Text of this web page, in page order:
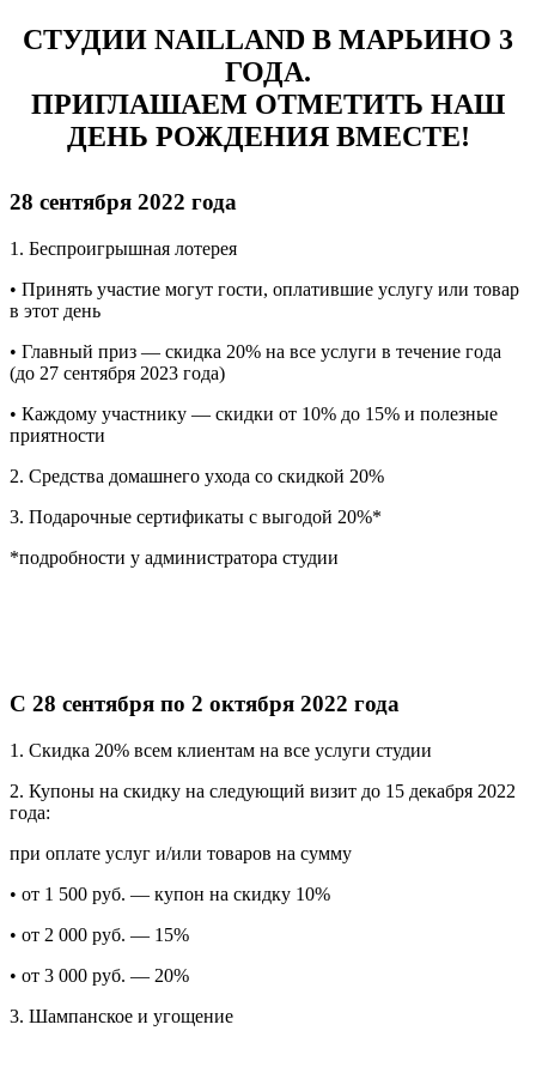
СТУДИИ NAILLAND В МАРЬИНО 3
ГОДА.
ПРИГЛАШАЕМ ОТМЕТИТЬ НАШ
ДЕНЬ РОЖДЕНИЯ ВМЕСТЕ!
28 сентября 2022 года
1. Беспроигрышная лотерея
• Принять участие могут гости, оплатившие услугу или товар
в этот день
• Главный приз — скидка 20% на все услуги в течение года
(до 27 сентября 2023 года)
• Каждому участнику — скидки от 10% до 15% и полезные
приятности
2. Средства домашнего ухода со скидкой 20%
3. Подарочные сертификаты с выгодой 20%*
*подробности у администратора студии
С 28 сентября по 2 октября 2022 года
1. Скидка 20% всем клиентам на все услуги студии
2. Купоны на скидку на следующий визит до 15 декабря 2022
года:
при оплате услуг и/или товаров на сумму
• от 1 500 руб. — купон на скидку 10%
• от 2 000 руб. — 15%
• от 3 000 руб. — 20%
3. Шампанское и угощение